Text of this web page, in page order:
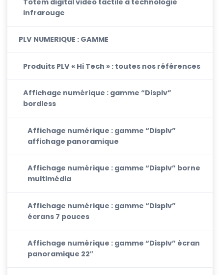
infrarouge
PLV NUMERIQUE : GAMME
Produits PLV « Hi Tech » : toutes nos références
Affichage numérique : gamme “Displv”
bordless
Affichage numérique : gamme “Displv”
affichage panoramique
Affichage numérique : gamme “Displv” borne
multimédia
Affichage numérique : gamme “Displv”
écrans 7 pouces
Affichage numérique : gamme “Displv” écran
panoramique 22″